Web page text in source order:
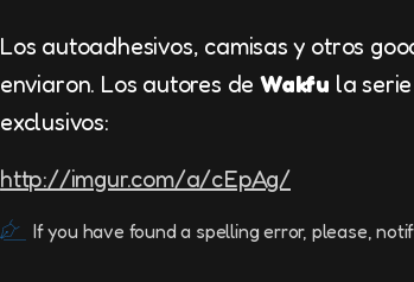
Los autoadhesivos, camisas y otros
enviaron. Los autores deWakfu la
exclusivos:
http://imgur.com/a/cEpAg/
If you have found a spelling error, please,